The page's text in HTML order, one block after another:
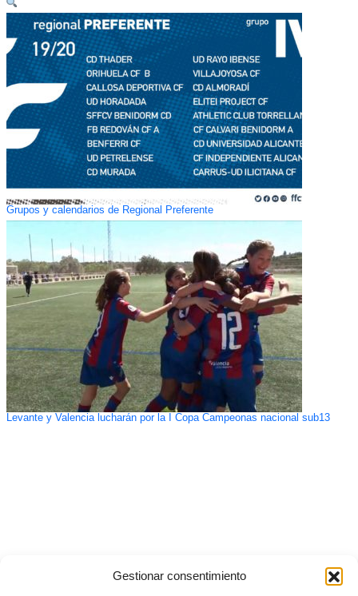
Gestionar consentimiento
Grupos y calendarios de Regional Preferente
Levante y Valencia lucharán por la I Copa Campeonas nacional sub13